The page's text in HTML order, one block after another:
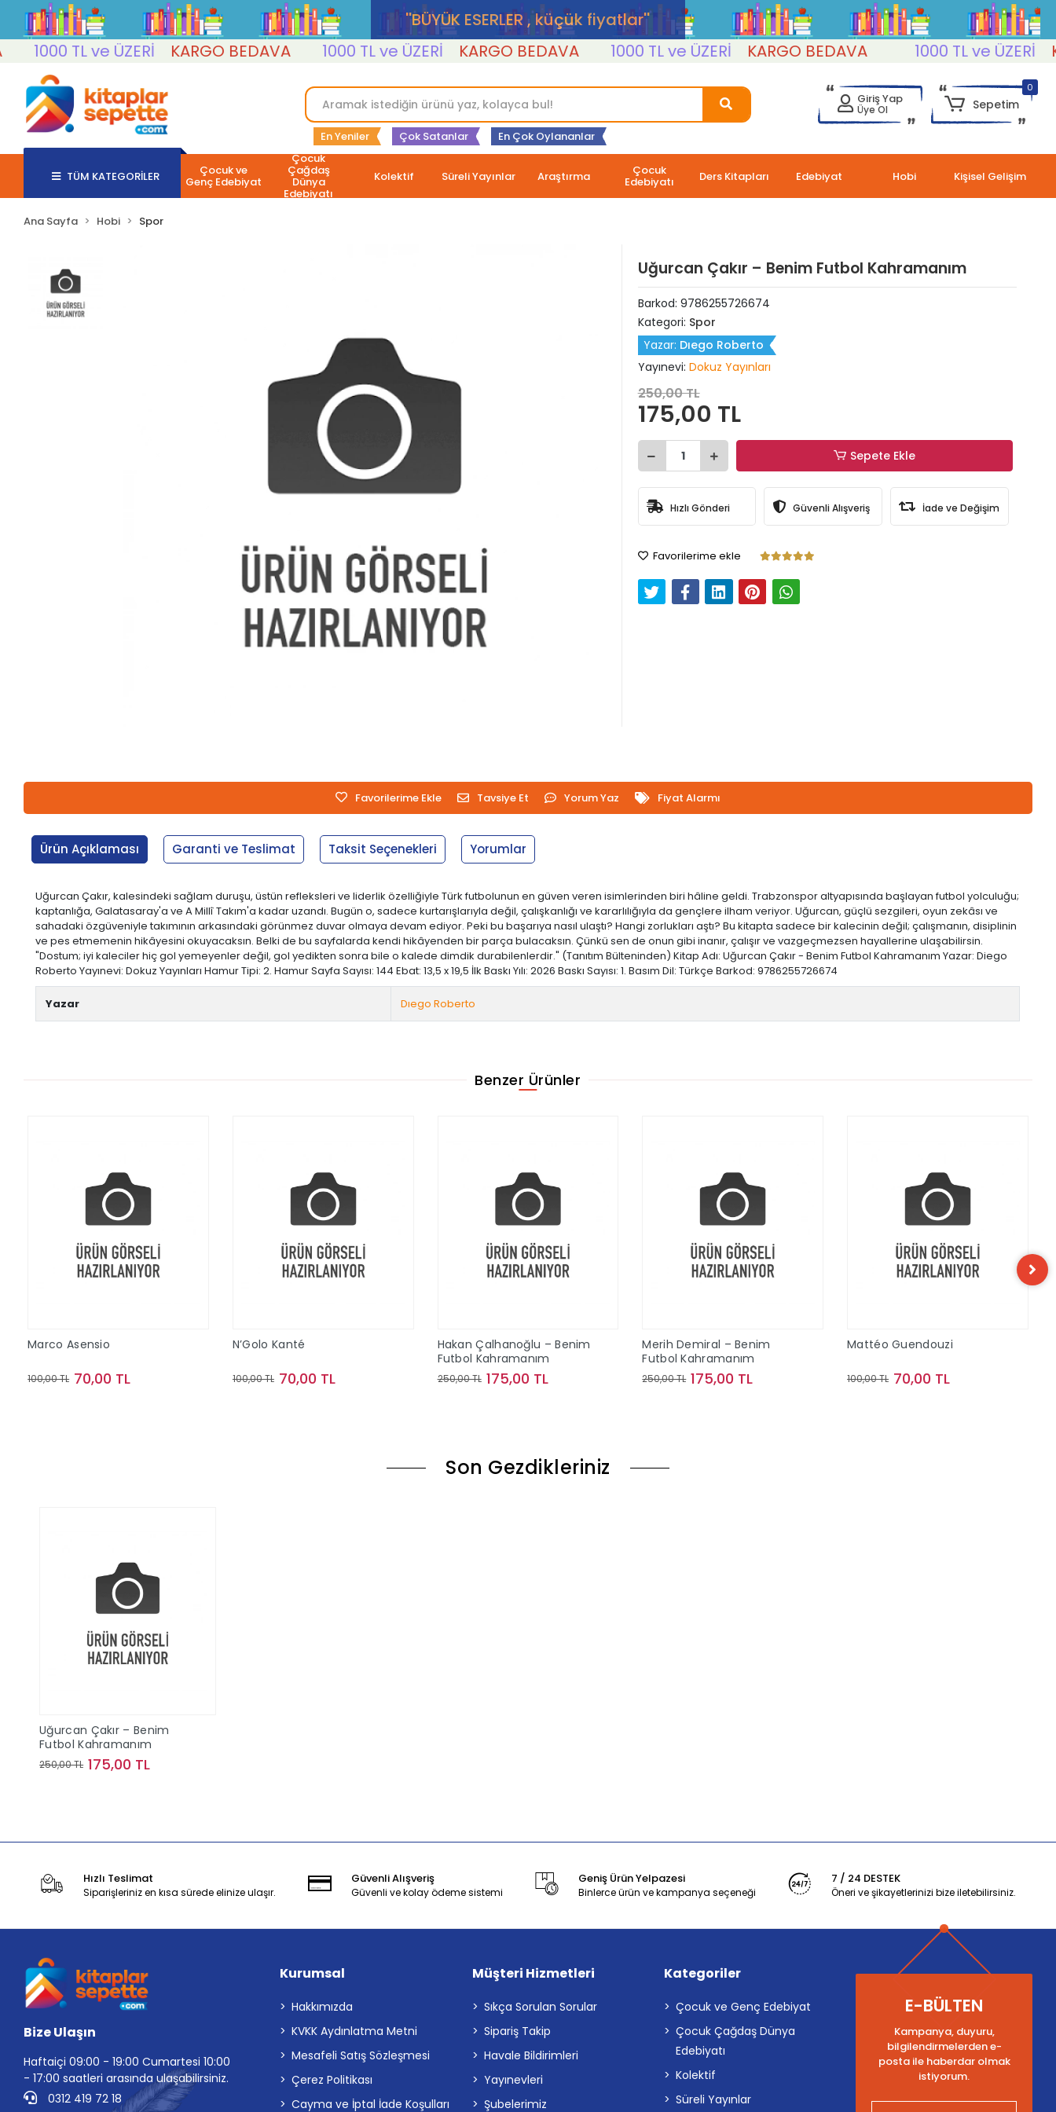
''BÜYÜK ESERLER , küçük fiyatlar''
1000 TL ve ÜZERİ
KARGO BEDAVA 1000 TL ve ÜZERİ KARGO BEDAVA 1000 TL ve ÜZERİ KARGO BEDAVA 1000 TL ve ÜZERİ
En Yeniler Çok Satanlar En Çok Oylananlar
Giriş Yap
Üye Ol
0
Sepetim
TÜM KATEGORİLER Çocuk ve
Genç Edebiyat
Çocuk
Çağdaş
Dünya
Edebiyatı
Kolektif Süreli Yayınlar Araştırma Çocuk
Edebiyatı Ders Kitapları Edebiyat Hobi Kişisel Gelişim
Ana Sayfa Hobi Spor
Uğurcan Çakır – Benim Futbol Kahramanım
Barkod: 9786255726674
Kategori: Spor
Yazar: Dıego Roberto
Yayınevi: Dokuz Yayınları
250,00 TL
175,00 TL
Sepete Ekle
Hızlı Gönderi Güvenli Alışveriş İade ve Değişim
Favorilerime ekle
Favorilerime Ekle Tavsiye Et Yorum Yaz Fiyat Alarmı
Ürün Açıklaması Garanti ve Teslimat Taksit Seçenekleri Yorumlar
Uğurcan Çakır, kalesindeki sağlam duruşu, üstün refleksleri ve liderlik özelliğiyle Türk futbolunun en güven veren isimlerinden biri hâline geldi. Trabzonspor altyapısında başlayan futbol yolculuğu;
kaptanlığa, Galatasaray'a ve A Millî Takım'a kadar uzandı. Bugün o, sadece kurtarışlarıyla değil, çalışkanlığı ve kararlılığıyla da gençlere ilham veriyor. Uğurcan, güçlü sezgileri, oyun zekâsı ve
sahadaki özgüveniyle takımının arkasındaki görünmez duvar olmaya devam ediyor. Peki bu başarıya nasıl ulaştı? Hangi zorlukları aştı? Bu kitapta sadece bir kalecinin değil; çalışmanın, disiplinin
ve pes etmemenin hikâyesini okuyacaksın. Belki de bu sayfalarda kendi hikâyenden bir parça bulacaksın. Çünkü sen de onun gibi inanır, çalışır ve vazgeçmezsen hayallerine ulaşabilirsin.
"Dostum; iyi kaleciler hiç gol yemeyenler değil, gol yedikten sonra bile o kalede dimdik durabilenlerdir." (Tanıtım Bülteninden) Kitap Adı: Uğurcan Çakır - Benim Futbol Kahramanım Yazar: Diego
Roberto Yayınevi: Dokuz Yayınları Hamur Tipi: 2. Hamur Sayfa Sayısı: 144 Ebat: 13,5 x 19,5 İlk Baskı Yılı: 2026 Baskı Sayısı: 1. Basım Dil: Türkçe Barkod: 9786255726674
Yazar Dıego Roberto
Benzer Ürünler
Marco Asensio
100,00 TL 70,00 TL
N’Golo Kanté
100,00 TL 70,00 TL
Hakan Çalhanoğlu – Benim
Futbol Kahramanım
250,00 TL 175,00 TL
Merih Demiral – Benim
Futbol Kahramanım
250,00 TL 175,00 TL
Mattéo Guendouzi
100,00 TL 70,00 TL
Son Gezdikleriniz
Uğurcan Çakır – Benim
Futbol Kahramanım
250,00 TL 175,00 TL
Hızlı Teslimat
Siparişleriniz en kısa sürede elinize ulaşır.
Güvenli Alışveriş
Güvenli ve kolay ödeme sistemi
Geniş Ürün Yelpazesi
Binlerce ürün ve kampanya seçeneği
7 / 24 DESTEK
Öneri ve şikayetlerinizi bize iletebilirsiniz.
Bize Ulaşın
Haftaiçi 09:00 - 19:00 Cumartesi 10:00
- 17:00 saatleri arasında ulaşabilirsiniz.
0312 419 72 18
Kurumsal
Hakkımızda
KVKK Aydınlatma Metni
Mesafeli Satış Sözleşmesi
Çerez Politikası
Cayma ve İptal İade Koşulları
Müşteri Hizmetleri
Sıkça Sorulan Sorular
Sipariş Takip
Havale Bildirimleri
Yayınevleri
Şubelerimiz
Kategoriler
Çocuk ve Genç Edebiyat
Çocuk Çağdaş Dünya
Edebiyatı
Kolektif
Süreli Yayınlar
E-BÜLTEN
Kampanya, duyuru,
bilgilendirmelerden e-
posta ile haberdar olmak
istiyorum.